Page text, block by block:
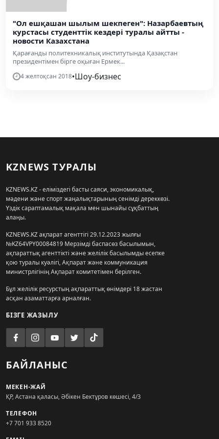
"Ол ешқашан шылым шекпеген": Назарбаевтың
курстасы студенттік кездері туралы айтты -
новости Казахстана
Қарағанды ​​политехникалық институтында Қазақстан
президентімен бірге оқыған Ермек...
4 желтоқсан 2018•Шоу-бизнес
KZNEWS ТУРАЛЫ
KZNEWS.KZ - еліміздегі басты саяси, экономикалық,
мәдени және спорт жаңалықтарының сенімді дереккөзі.
Үздік сараптамалық мақала мен шынайы сұқбаттың
алаңы.
KZNEWS.KZ ақпарат агенттігі 29.12.2023 жылғы
№KZ64VPY00084819 Мерзімді баспасөз басылымын,
ақпараттық агенттікті және желілік басылымды есепке
қою туралы куәлігі, Ақпарат және коммуникация
министрлігінің Ақпарат комитетімен берілген.
Бұл желілік ресурстың ақпараттық өнімдері 18 жастан
асқан азаматтарға арналған.
БІЗГЕ ЖАЗЫЛУ
БАЙЛАНЫС
МЕКЕН-ЖАЙ
ҚР, Астана қаласы, Әбікен Бектұров көшесі, 4/3
ТЕЛЕФОН
+7 701 933 8520